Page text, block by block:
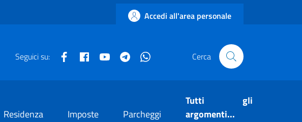
Accedi all'area personale
Seguici su: Facebook istituzionale
Facebook museo civico
YouTube Telegram Cerca
Residenza Imposte Parcheggi
Tutti gli
argomenti...